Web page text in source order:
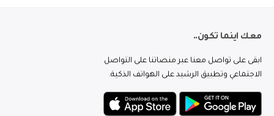
معك اينما تكون..
ابقى على تواصل معنا عبر منصاتنا على التواصل
الاجتماعي وتطبيق الرشيد على الهواتف الذكية.